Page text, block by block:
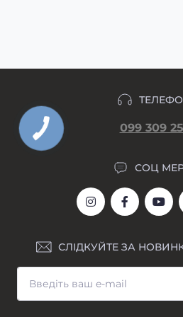
099 309
СОЦ
СЛІДКУЙТЕ ЗА